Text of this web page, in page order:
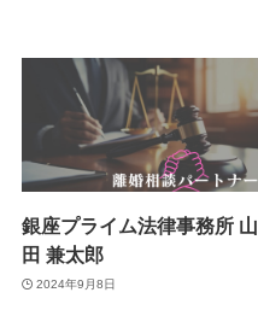
銀座プライム法律事務所 山
田 兼太郎
2024年9月8日